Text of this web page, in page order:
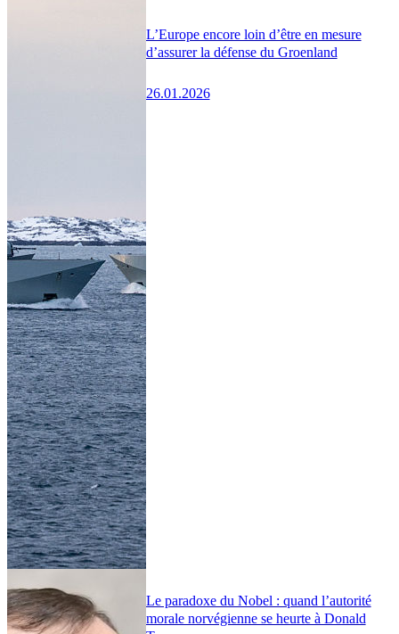
L’Europe encore loin d’être en mesure
d’assurer la défense du Groenland
26.01.2026
Le paradoxe du Nobel : quand l’autorité
morale norvégienne se heurte à Donald